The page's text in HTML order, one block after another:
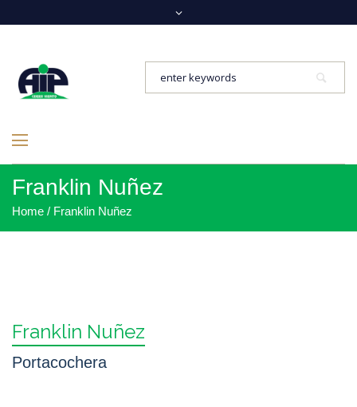
Franklin Nuñez
Home / Franklin Nuñez
Franklin Nuñez
Portacochera